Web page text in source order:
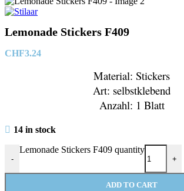
Lemonade Stickers F409
CHF3.24
Material: Stickers
Art: selbstklebend
Anzahl: 1 Blatt
14 in stock
-
Lemonade Stickers F409 quantity
+
ADD TO CART